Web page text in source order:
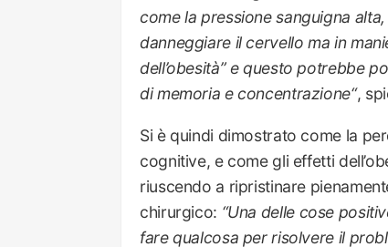
come la pressione sanguigna
danneggiare il cervello ma in
dell’obesità” e questo potrebbe
di memoria e concentrazione“,
Si è quindi dimostrato come la
cognitive, e come gli effetti
riuscendo a ripristinare
chirurgico: “Una delle cose
fare qualcosa per risolvere il